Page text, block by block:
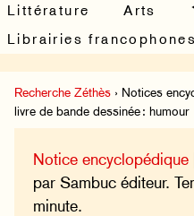
Littérature
Arts
Librairies francophones
Recherche Zéthès › Notices
livre de bande dessinée : humour
Notice encyclopédique
par Sambuc éditeur.
minute.